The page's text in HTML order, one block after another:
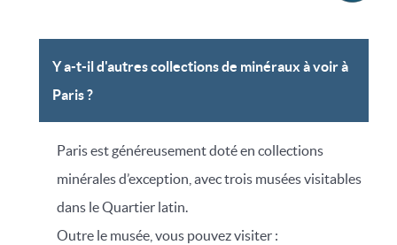
Y a-t-il d'autres collections de minéraux à voir à
Paris ?
Paris est généreusement doté en collections
minérales d’exception, avec trois musées visitables
dans le Quartier latin.
Outre le musée, vous pouvez visiter :